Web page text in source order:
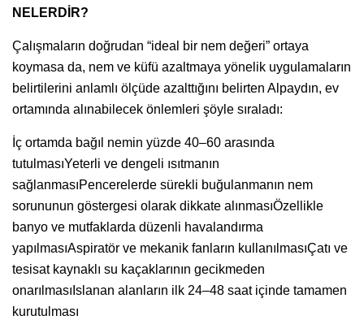
NELERDİR?
Çalışmaların doğrudan “ideal bir nem değeri” ortaya
koymasa da, nem ve küfü azaltmaya yönelik uygulamaların
belirtilerini anlamlı ölçüde azalttığını belirten Alpaydın, ev
ortamında alınabilecek önlemleri şöyle sıraladı:
İç ortamda bağıl nemin yüzde 40–60 arasında
tutulmasıYeterli ve dengeli ısıtmanın
sağlanmasıPencerelerde sürekli buğulanmanın nem
sorununun göstergesi olarak dikkate alınmasıÖzellikle
banyo ve mutfaklarda düzenli havalandırma
yapılmasıAspiratör ve mekanik fanların kullanılmasıÇatı ve
tesisat kaynaklı su kaçaklarının gecikmeden
onarılmasıIslanan alanların ilk 24–48 saat içinde tamamen
kurutulması